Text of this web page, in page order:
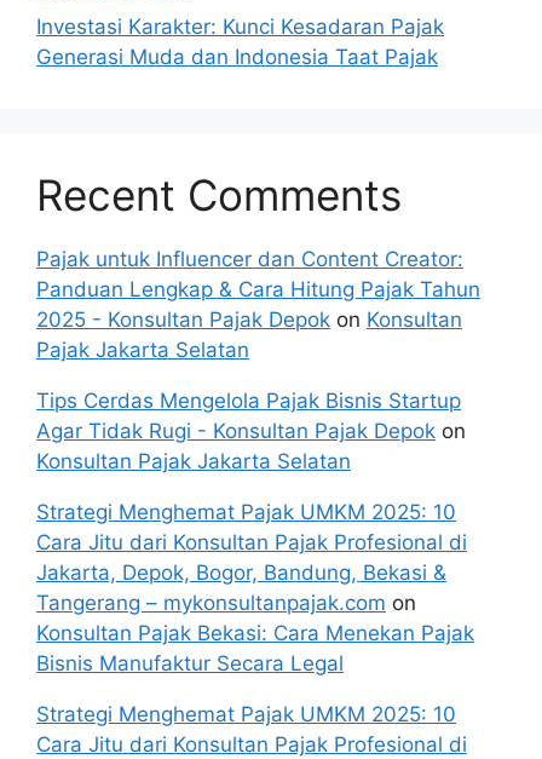
Investasi Karakter: Kunci Kesadaran Pajak
Generasi Muda dan Indonesia Taat Pajak
Recent Comments
Pajak untuk Influencer dan Content Creator:
Panduan Lengkap & Cara Hitung Pajak Tahun
2025 - Konsultan Pajak Depok on Konsultan
Pajak Jakarta Selatan
Tips Cerdas Mengelola Pajak Bisnis Startup
Agar Tidak Rugi - Konsultan Pajak Depok on
Konsultan Pajak Jakarta Selatan
Strategi Menghemat Pajak UMKM 2025: 10
Cara Jitu dari Konsultan Pajak Profesional di
Jakarta, Depok, Bogor, Bandung, Bekasi &
Tangerang – mykonsultanpajak.com on
Konsultan Pajak Bekasi: Cara Menekan Pajak
Bisnis Manufaktur Secara Legal
Strategi Menghemat Pajak UMKM 2025: 10
Cara Jitu dari Konsultan Pajak Profesional di